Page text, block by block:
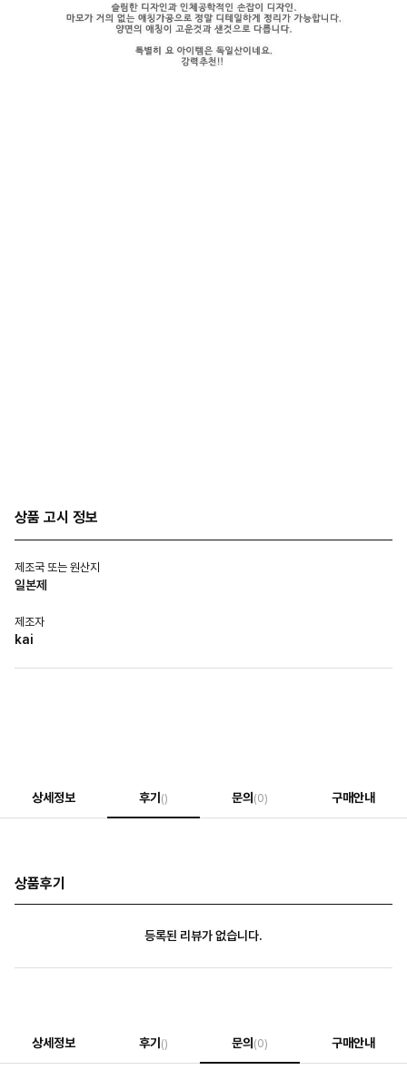
상품 고시 정보
제조국 또는 원산지
일본제
제조자
kai
상세정보 후기 () 문의 (0) 구매안내
상품후기
등록된 리뷰가 없습니다.
상세정보 후기 () 문의 (0) 구매안내